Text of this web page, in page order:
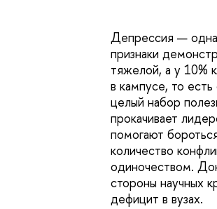
Депрессия — одна
признаки
тяжелой, а у 10%
в кампусе, то
целый набор
прокачивает
помогают
количество
одиночеством.
стороны научных
дефицит в вузах.